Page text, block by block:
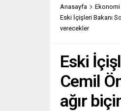
Anasayfa
Ekonomi
Eski İçişleri Bakanı
verecekler
Eski
Cemil
ağır